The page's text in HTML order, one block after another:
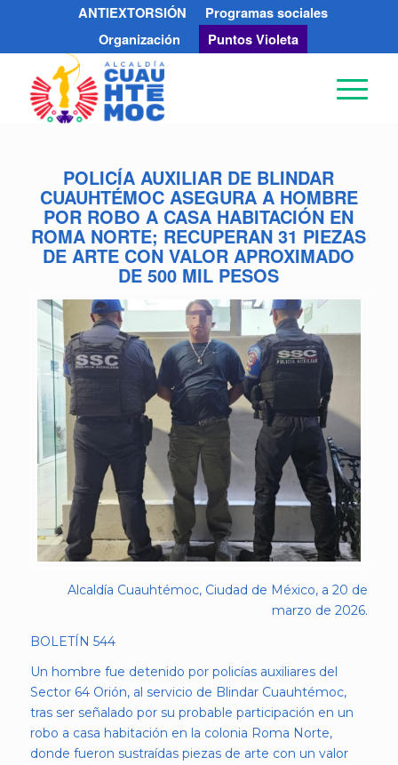
ANTIEXTORSIÓN
Programas sociales
Organización
Puntos Violeta
POLICÍA AUXILIAR DE BLINDAR
CUAUHTÉMOC ASEGURA A HOMBRE
POR ROBO A CASA HABITACIÓN EN
ROMA NORTE; RECUPERAN 31 PIEZAS
DE ARTE CON VALOR APROXIMADO
DE 500 MIL PESOS
Alcaldía Cuauhtémoc, Ciudad de México, a 20 de
marzo de 2026.
BOLETÍN 544
Un hombre fue detenido por policías auxiliares del
Sector 64 Orión, al servicio de Blindar Cuauhtémoc,
tras ser señalado por su probable participación en un
robo a casa habitación en la colonia Roma Norte,
donde fueron sustraídas piezas de arte con un valor